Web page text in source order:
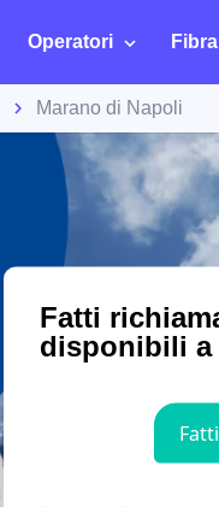
Operatori Fibra
Marano di Napoli